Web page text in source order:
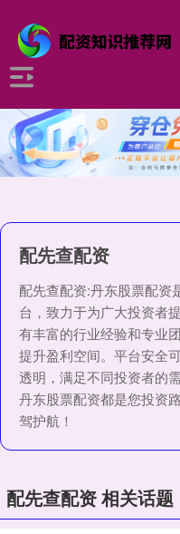
配先查配资
配先查配资:丹东股票配资
台，致力于为广大投资者
有丰富的行业经验和专业
提升盈利空间。平台安全
透明，满足不同投资者的
丹东股票配资都是您投资
驾护航！
配先查配资 相关话题